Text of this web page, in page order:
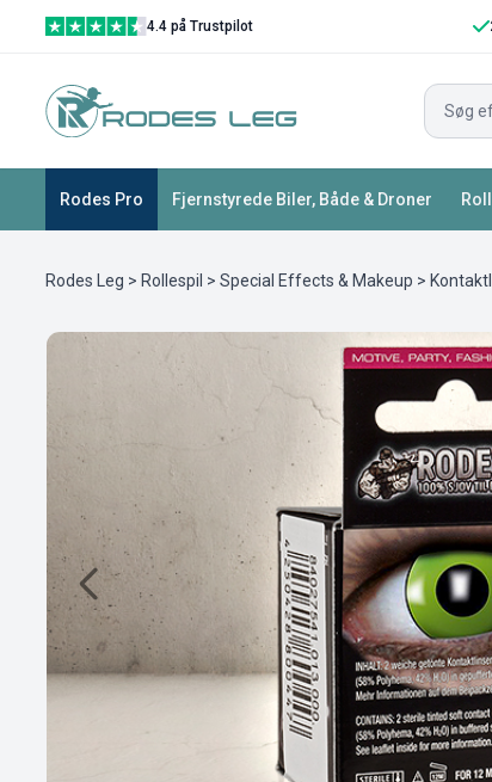
4.4 på Trustpilot
Rodes Pro Fjernstyrede Biler, Både & Droner
Rodes Leg > Rollespil > Special Effects & Makeup >